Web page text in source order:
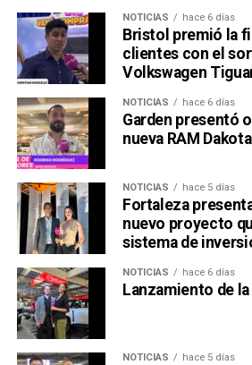
NOTICIAS hace 6 días
Bristol premió la
clientes con el
Volkswagen
NOTICIAS hace 6 días
Garden presentó
nueva RAM Dakota
NOTICIAS hace 5 días
Fortaleza
nuevo proyecto
sistema de
NOTICIAS hace 6 días
Lanzamiento de
NOTICIAS hace 5 días